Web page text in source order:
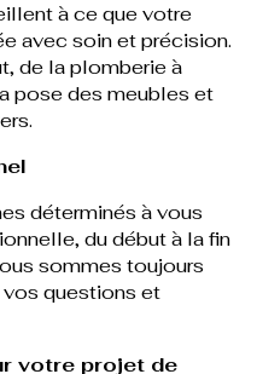
à ce que votre
avec soin et précision.
de la plomberie à
pose des meubles et
déterminés à vous
du début à la fin
sommes toujours
questions et
votre projet de